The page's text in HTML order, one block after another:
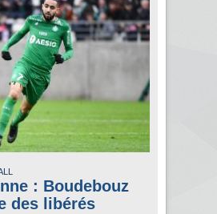
: Boudebouz
des libérés